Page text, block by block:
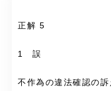
正解 5
1 誤
不作為の違法確認の